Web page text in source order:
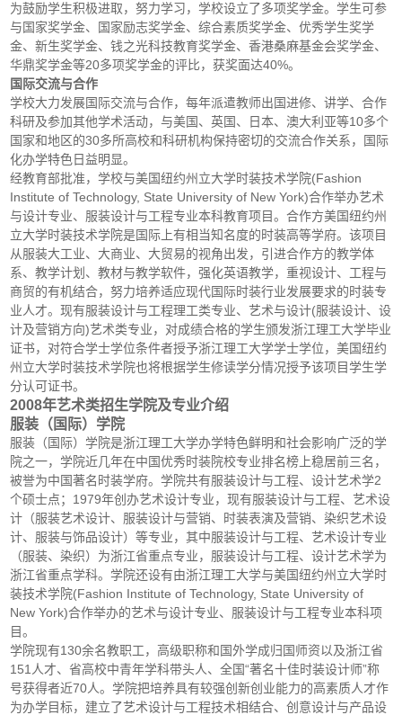
为鼓励学生积极进取，努力学习，学校设立了多项奖学金。学生可参
与国家奖学金、国家励志奖学金、综合素质奖学金、优秀学生奖学
金、新生奖学金、钱之光科技教育奖学金、香港桑麻基金会奖学金、
华鼎奖学金等20多项奖学金的评比，获奖面达40%。
国际交流与合作
学校大力发展国际交流与合作，每年派遣教师出国进修、讲学、合作
科研及参加其他学术活动，与美国、英国、日本、澳大利亚等10多个
国家和地区的30多所高校和科研机构保持密切的交流合作关系，国际
化办学特色日益明显。
经教育部批准，学校与美国纽约州立大学时装技术学院(Fashion
Institute of Technology, State University of New York)合作举办艺术
与设计专业、服装设计与工程专业本科教育项目。合作方美国纽约州
立大学时装技术学院是国际上有相当知名度的时装高等学府。该项目
从服装大工业、大商业、大贸易的视角出发，引进合作方的教学体
系、教学计划、教材与教学软件，强化英语教学，重视设计、工程与
商贸的有机结合，努力培养适应现代国际时装行业发展要求的时装专
业人才。现有服装设计与工程理工类专业、艺术与设计(服装设计、设
计及营销方向)艺术类专业，对成绩合格的学生颁发浙江理工大学毕业
证书，对符合学士学位条件者授予浙江理工大学学士学位，美国纽约
州立大学时装技术学院也将根据学生修读学分情况授予该项目学生学
分认可证书。
2008年艺术类招生学院及专业介绍
服装（国际）学院
服装（国际）学院是浙江理工大学办学特色鲜明和社会影响广泛的学
院之一，学院近几年在中国优秀时装院校专业排名榜上稳居前三名，
被誉为中国著名时装学府。学院共有服装设计与工程、设计艺术学2
个硕士点；1979年创办艺术设计专业，现有服装设计与工程、艺术设
计（服装艺术设计、服装设计与营销、时装表演及营销、染织艺术设
计、服装与饰品设计）等专业，其中服装设计与工程、艺术设计专业
（服装、染织）为浙江省重点专业，服装设计与工程、设计艺术学为
浙江省重点学科。学院还设有由浙江理工大学与美国纽约州立大学时
装技术学院(Fashion Institute of Technology, State University of
New York)合作举办的艺术与设计专业、服装设计与工程专业本科项
目。
学院现有130余名教职工，高级职称和国外学成归国师资以及浙江省
151人才、省高校中青年学科带头人、全国“著名十佳时装设计师”称
号获得者近70人。学院把培养具有较强创新创业能力的高素质人才作
为办学目标，建立了艺术设计与工程技术相结合、创意设计与产品设